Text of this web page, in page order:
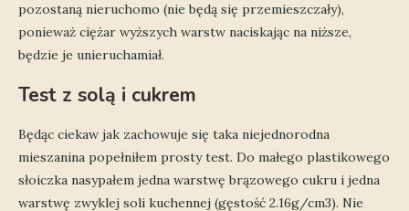
pozostaną nieruchomo (nie będą się przemieszczały),
ponieważ ciężar wyższych warstw naciskając na niższe,
będzie je unieruchamiał.
Test z solą i cukrem
Będąc ciekaw jak zachowuje się taka niejednorodna
mieszanina popełniłem prosty test. Do małego plastikowego
słoiczka nasypałem jedna warstwę brązowego cukru i jedna
warstwę zwyklej soli kuchennej (gęstość 2.16g/cm3). Nie